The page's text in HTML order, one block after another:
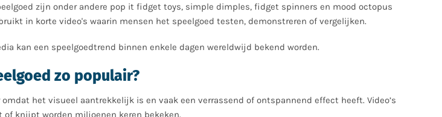
zijn onder andere pop it fidget toys, simple dimples, fidget spinners en mood octopus
in korte video's waarin mensen het speelgoed testen, demonstreren of vergelijken.
kan een speelgoedtrend binnen enkele dagen wereldwijd bekend worden.
zo populair?
het visueel aantrekkelijk is en vaak een verrassend of ontspannend effect heeft. Video’s
knijpt worden miljoenen keren bekeken.